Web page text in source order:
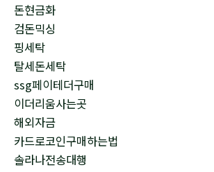
돈현금화
검돈믹싱
핑세탁
탈세돈세탁
ssg페이테더구매
이더리움사는곳
해외자금
카드로코인구매하는법
솔라나전송대행